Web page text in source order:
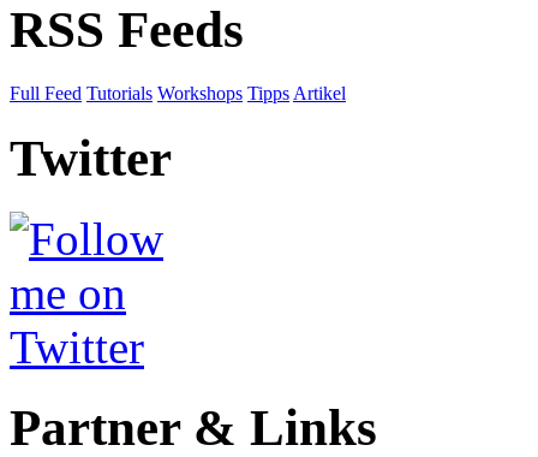
RSS Feeds
Full Feed Tutorials Workshops Tipps Artikel
Twitter
Partner & Links